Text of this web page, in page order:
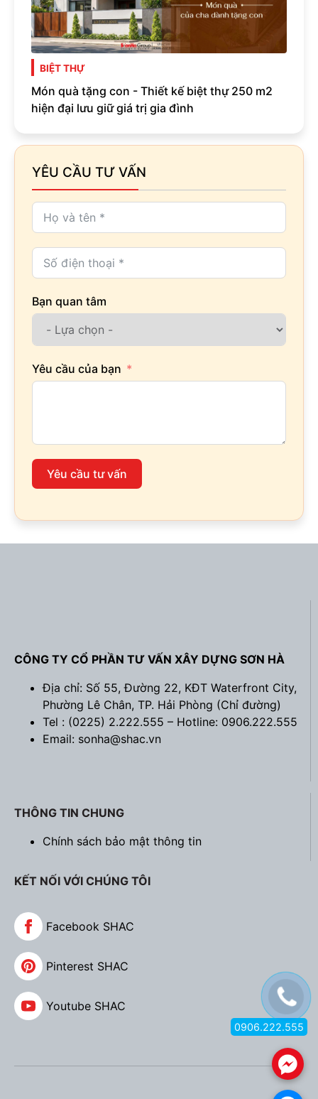
BIỆT THỰ
Món quà tặng con - Thiết kế biệt thự 250 m2
hiện đại lưu giữ giá trị gia đình
YÊU CẦU TƯ VẤN
Bạn quan tâm
Yêu cầu của bạn
Yêu cầu tư vấn
CÔNG TY CỔ PHẦN TƯ VẤN XÂY DỰNG SƠN HÀ
Địa chỉ: Số 55, Đường 22, KĐT Waterfront City,
Phường Lê Chân, TP. Hải Phòng (Chỉ đường)
Tel : (0225) 2.222.555 – Hotline: 0906.222.555
Email: sonha@shac.vn
THÔNG TIN CHUNG
Chính sách bảo mật thông tin
KẾT NỐI VỚI CHÚNG TÔI
Facebook SHAC
Pinterest SHAC
Youtube SHAC
.
0906.222.555